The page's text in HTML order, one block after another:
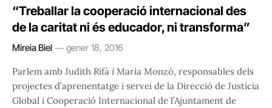
“Treballar la cooperació internacional des
de la caritat ni és educador, ni transforma”
Mireia Biel gener 18, 2016
Parlem amb Judith Rifà i Maria Monzó, responsables dels
projectes d’aprenentatge i servei de la Direcció de Justícia
Global i Cooperació Internacional de l’Ajuntament de